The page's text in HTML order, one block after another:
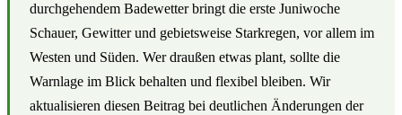
durchgehendem Badewetter bringt die erste Juniwoche
Schauer, Gewitter und gebietsweise Starkregen, vor allem im
Westen und Süden. Wer draußen etwas plant, sollte die
Warnlage im Blick behalten und flexibel bleiben. Wir
aktualisieren diesen Beitrag bei deutlichen Änderungen der